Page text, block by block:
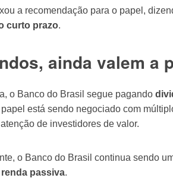
a recomendação para o papel,
curto prazo.
ainda valem a
o Banco do Brasil segue pagando
papel está sendo negociado com
de investidores de valor.
o Banco do Brasil continua sendo
renda passiva.